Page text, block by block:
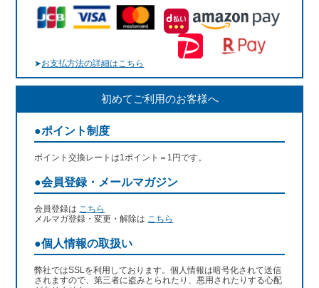
➤お支払方法の詳細はこちら
初めてご利用のお客様へ
●ポイント制度
ポイント交換レートは1ポイント＝1円です。
●会員登録・メールマガジン
会員登録は こちら
メルマガ登録・変更・解除は こちら
●個人情報の取扱い
弊社ではSSLを利用しております。個人情報は暗号化されて送信
されますので、第三者に盗みとられたり、悪用されたりする心配